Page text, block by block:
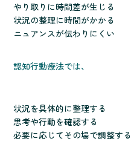
やり取りに時間差が生じる
状況の整理に時間がかかる
ニュアンスが伝わりにくい
認知行動療法では、
状況を具体的に整理する
思考や行動を確認する
必要に応じてその場で調整する